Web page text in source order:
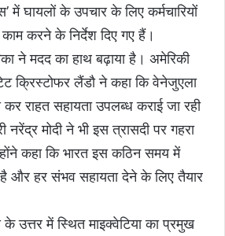
में घायलों के उपचार के लिए कर्मचारियों
करने के निर्देश दिए गए हैं।
ने मदद का हाथ बढ़ाया है। अमेरिकी
क्रिस्टोफर लैंडौ ने कहा कि वेनेजुएला
राहत सहायता उपलब्ध कराई जा रही
मोदी ने भी इस त्रासदी पर गहरा
कहा कि भारत इस कठिन समय में
और हर संभव सहायता देने के लिए तैयार
में स्थित माइक्वेटिया का प्रमुख